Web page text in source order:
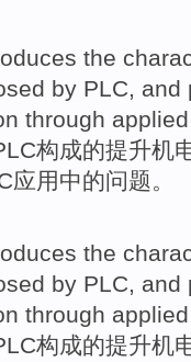
the
by PLC, and
through applied
构成的提升机
应用中的问题。
the
by PLC, and
through applied
构成的提升机